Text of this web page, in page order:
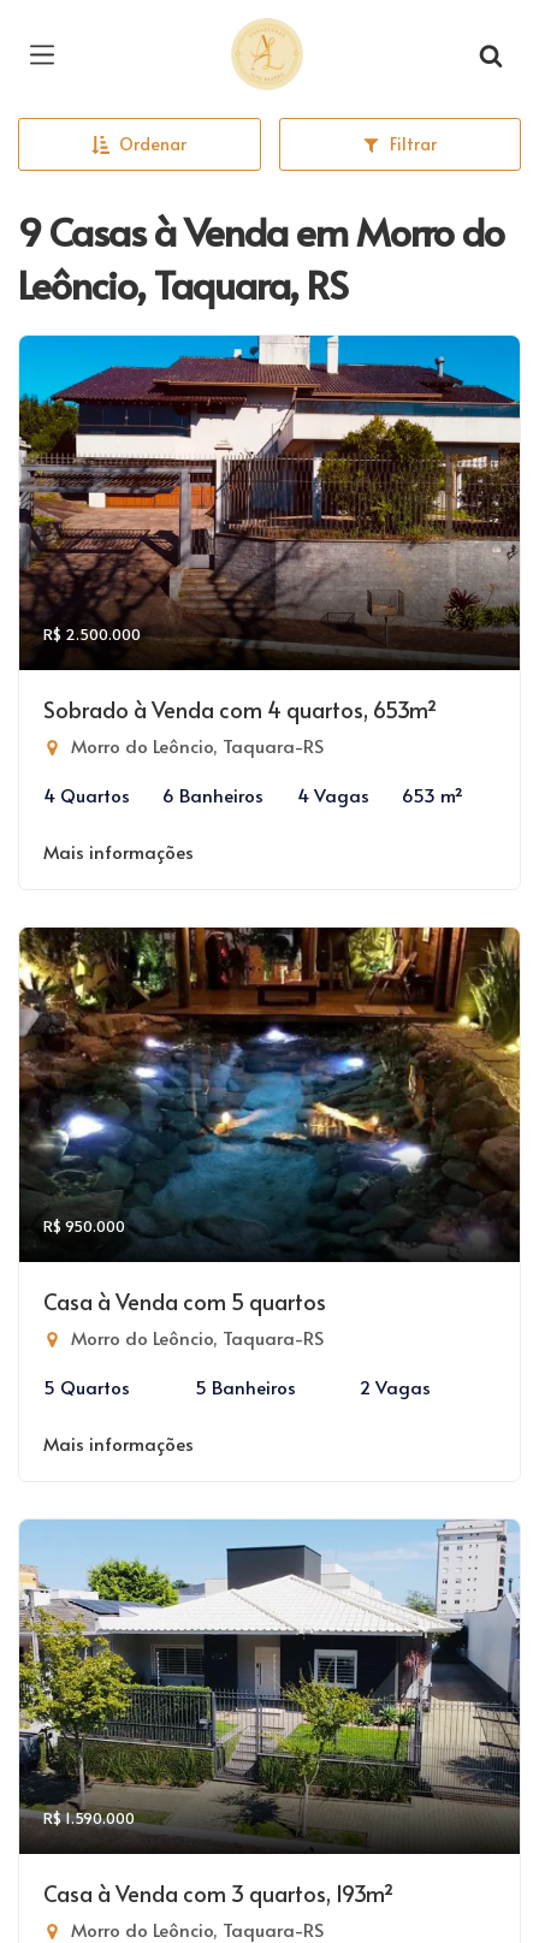
Página inicial
Ordenar Filtrar
9 Casas à Venda em Morro do
Leôncio, Taquara, RS
R$ 2.500.000
Sobrado à Venda com 4 quartos, 653m²
Morro do Leôncio, Taquara-RS
4 Quartos
6 Banheiros 4 Vagas 653 m²
Mais informações
R$ 950.000
Casa à Venda com 5 quartos
Morro do Leôncio, Taquara-RS
5 Quartos
5 Banheiros 2 Vagas
Mais informações
R$ 1.590.000
Casa à Venda com 3 quartos, 193m²
Morro do Leôncio, Taquara-RS